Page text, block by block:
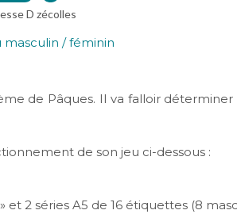
D zécolles
de Pâques. Il va falloir
de son jeu ci-dessous :
2 séries A5 de 16 étiquettes (8